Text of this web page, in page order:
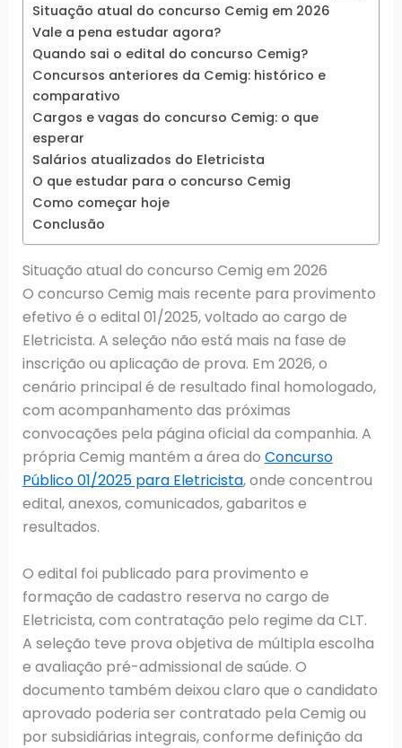
Situação atual do concurso Cemig em 2026
Vale a pena estudar agora?
Quando sai o edital do concurso Cemig?
Concursos anteriores da Cemig: histórico e
comparativo
Cargos e vagas do concurso Cemig: o que
esperar
Salários atualizados do Eletricista
O que estudar para o concurso Cemig
Como começar hoje
Conclusão
Situação atual do concurso Cemig em 2026
O concurso Cemig mais recente para provimento
efetivo é o edital 01/2025, voltado ao cargo de
Eletricista. A seleção não está mais na fase de
inscrição ou aplicação de prova. Em 2026, o
cenário principal é de resultado final homologado,
com acompanhamento das próximas
convocações pela página oficial da companhia. A
própria Cemig mantém a área do Concurso
Público 01/2025 para Eletricista, onde concentrou
edital, anexos, comunicados, gabaritos e
resultados.
O edital foi publicado para provimento e
formação de cadastro reserva no cargo de
Eletricista, com contratação pelo regime da CLT.
A seleção teve prova objetiva de múltipla escolha
e avaliação pré-admissional de saúde. O
documento também deixou claro que o candidato
aprovado poderia ser contratado pela Cemig ou
por subsidiárias integrais, conforme definição da